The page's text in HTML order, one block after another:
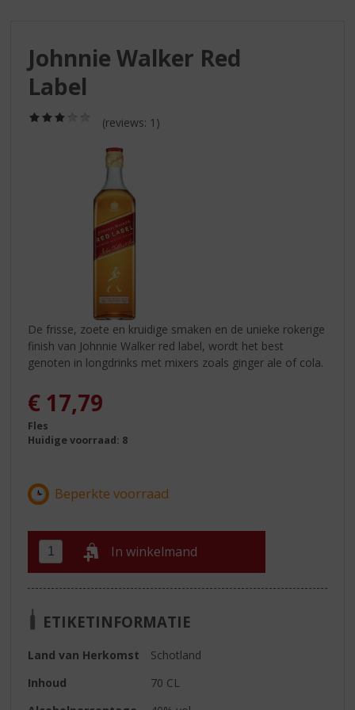
Johnnie Walker Red
Label
/
(reviews: 1)
De frisse, zoete en kruidige smaken en de unieke rokerige
finish van Johnnie Walker red label, wordt het best
genoten in longdrinks met mixers zoals ginger ale of cola.
€ 17,79
Fles
Huidige voorraad: 8
In winkelmand
ETIKETINFORMATIE
Land van Herkomst
Schotland
Inhoud
70 CL